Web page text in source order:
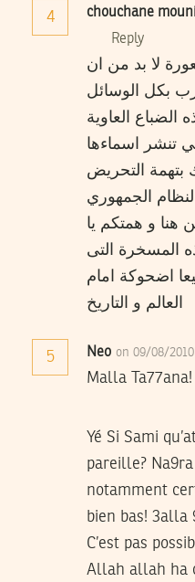
4 chouchane
Reply
لا بد من ان
بكل الوسائل
الضباع العاوية
تنشر اسماءها
بتهمة التحريض
الجمهوري
هنا و همتكم يا
المسخرة التى
اضحوكة امام
العالم و التاريخ
5 Neo on 09/08/
Malla Ta77ana!
Yé Si Sami
pareille?
notamment
bien bas! 3alla
C’est pas
Allah allah ha